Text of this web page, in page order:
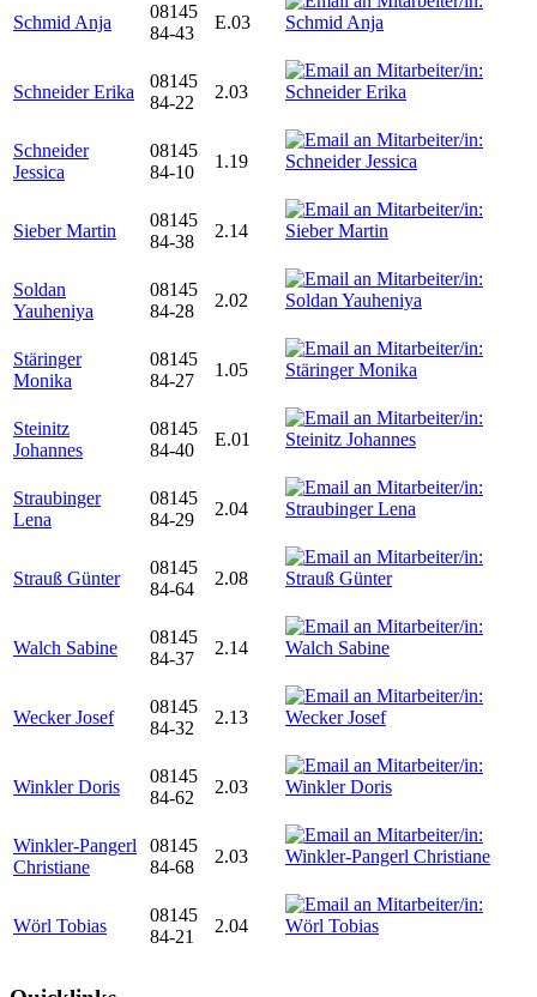
Schmid Anja
08145
84-43
E.03
Schneider Erika
08145
84-22
2.03
Schneider
Jessica
08145
84-10
1.19
Sieber Martin
08145
84-38
2.14
Soldan
Yauheniya
08145
84-28
2.02
Stäringer
Monika
08145
84-27
1.05
Steinitz
Johannes
08145
84-40
E.01
Straubinger
Lena
08145
84-29
2.04
Strauß Günter
08145
84-64
2.08
Walch Sabine
08145
84-37
2.14
Wecker Josef
08145
84-32
2.13
Winkler Doris
08145
84-62
2.03
Winkler-Pangerl
Christiane
08145
84-68
2.03
Wörl Tobias
08145
84-21
2.04